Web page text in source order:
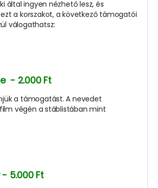
által ingyen nézhető lesz, és
a korszakot, a következő támogatói
válogathatsz:
- 2.000 Ft
a támogatást. A nevedet
végén a stáblistában mint
- 5.000 Ft